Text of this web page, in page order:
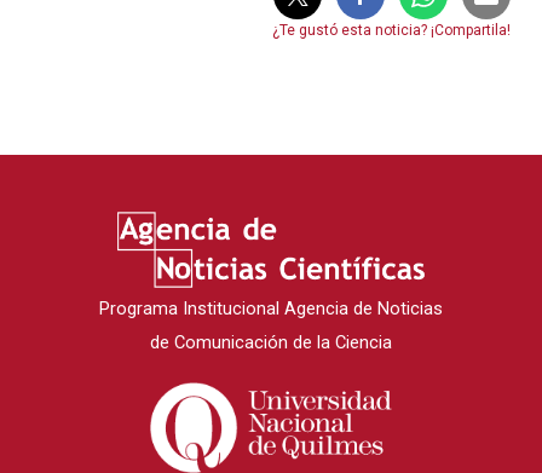
¿Te gustó esta noticia? ¡Compartila!
Programa Institucional Agencia de Noticias
de Comunicación de la Ciencia